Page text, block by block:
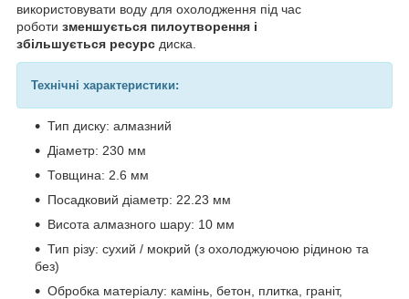
використовувати воду для охолодження під час
роботи зменшується пилоутворення і
збільшується ресурс диска.
Технічні характеристики:
Тип диску: алмазний
Діаметр: 230 мм
Товщина: 2.6 мм
Посадковий діаметр: 22.23 мм
Висота алмазного шару: 10 мм
Тип різу: сухий / мокрий (з охолоджуючою рідиною та
без)
Обробка матеріалу: камінь, бетон, плитка, граніт,